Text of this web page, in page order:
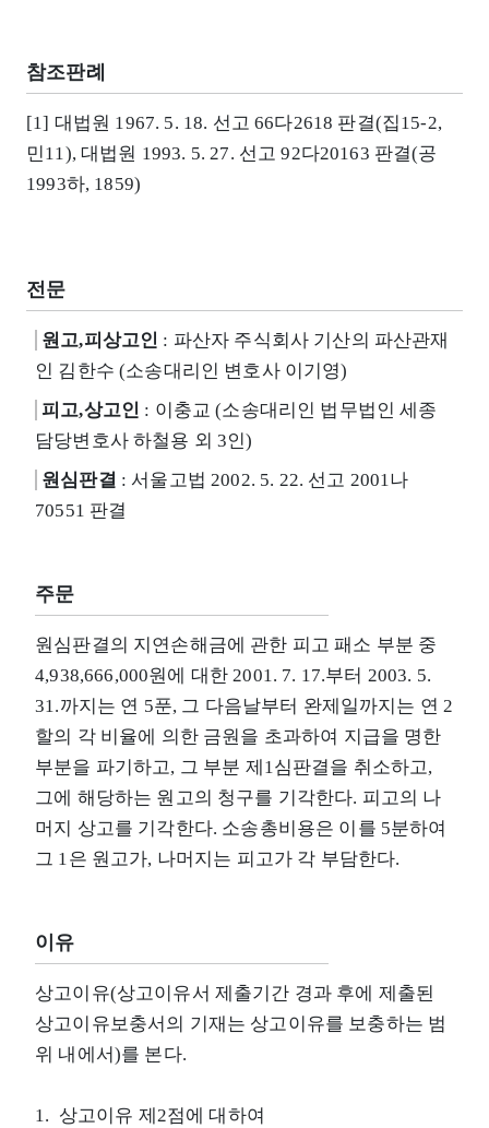
참조판례
[1] 대법원 1967. 5. 18. 선고 66다2618 판결(집15-2,
민11), 대법원 1993. 5. 27. 선고 92다20163 판결(공
1993하, 1859)
전문
원고,피상고인 : 파산자 주식회사 기산의 파산관재
인 김한수 (소송대리인 변호사 이기영)
피고,상고인 : 이충교 (소송대리인 법무법인 세종
담당변호사 하철용 외 3인)
원심판결 : 서울고법 2002. 5. 22. 선고 2001나
70551 판결
주문
원심판결의 지연손해금에 관한 피고 패소 부분 중
4,938,666,000원에 대한 2001. 7. 17.부터 2003. 5.
31.까지는 연 5푼, 그 다음날부터 완제일까지는 연 2
할의 각 비율에 의한 금원을 초과하여 지급을 명한
부분을 파기하고, 그 부분 제1심판결을 취소하고,
그에 해당하는 원고의 청구를 기각한다. 피고의 나
머지 상고를 기각한다. 소송총비용은 이를 5분하여
그 1은 원고가, 나머지는 피고가 각 부담한다.
이유
상고이유(상고이유서 제출기간 경과 후에 제출된
상고이유보충서의 기재는 상고이유를 보충하는 범
위 내에서)를 본다.
1. 상고이유 제2점에 대하여